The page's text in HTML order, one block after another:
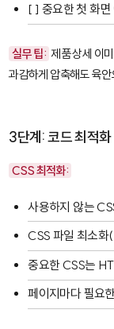
[ ] 중요한 첫 화
실무 팁: 제품 상세 이
과감하게 압축해도 육
3단계: 코드 최적화
CSS 최적화:
사용하지 않는
CSS 파일 최소화
중요한 CSS는
페이지마다 필요